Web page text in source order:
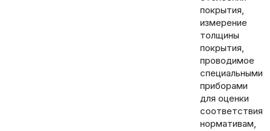
покрытия,
измерение
толщины
покрытия,
проводимое
специальными
приборами
для оценки
соответствия
нормативам,